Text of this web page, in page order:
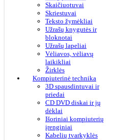
Skaičiuotuvai
Skriestuvai
Teksto žymėkliai
Užrašų knygutės ir
bloknotai
Užrašų lapeliai
Vėliavos, vėliavų
laikikliai
Žirklės
Kompiuterinė technika
3D spausdintuvai ir
priedai
CD DVD diskai ir jų
dėklai
Išoriniai kompiuterių
įrenginiai
Kabelių tvarkyklės